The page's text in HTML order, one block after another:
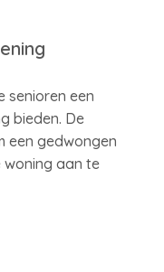
senioren een
bieden. De
een gedwongen
aan te